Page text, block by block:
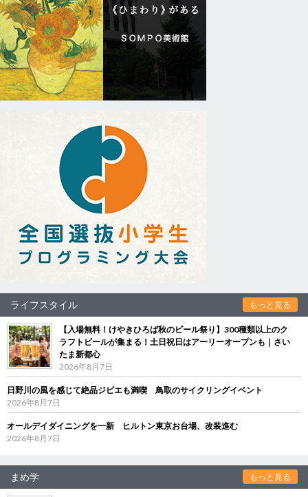
ライフスタイル もっと見る
【入場無料！けやきひろば秋のビール祭り】300種類以上のク
ラフトビールが集まる！土日祝日はアーリーオープンも｜さい
たま新都心
2026年8月7日
日野川の風を感じて絶品ジビエも満喫 鳥取のサイクリングイベント
2026年8月7日
オールデイダイニングを一新 ヒルトン東京お台場、改装進む
2026年8月7日
まめ学 もっと見る